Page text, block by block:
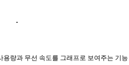
용량과 무선 속도를 그래프로 보여주는 기능